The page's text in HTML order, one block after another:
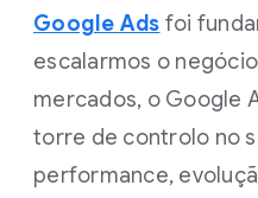
Google Ads foi
escalarmos o
mercados, o Google
torre de controlo no
performance,